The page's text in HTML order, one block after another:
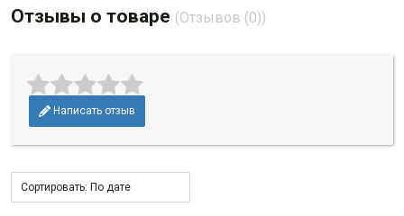
Отзывы о товаре (Отзывов (0))
Написать отзыв